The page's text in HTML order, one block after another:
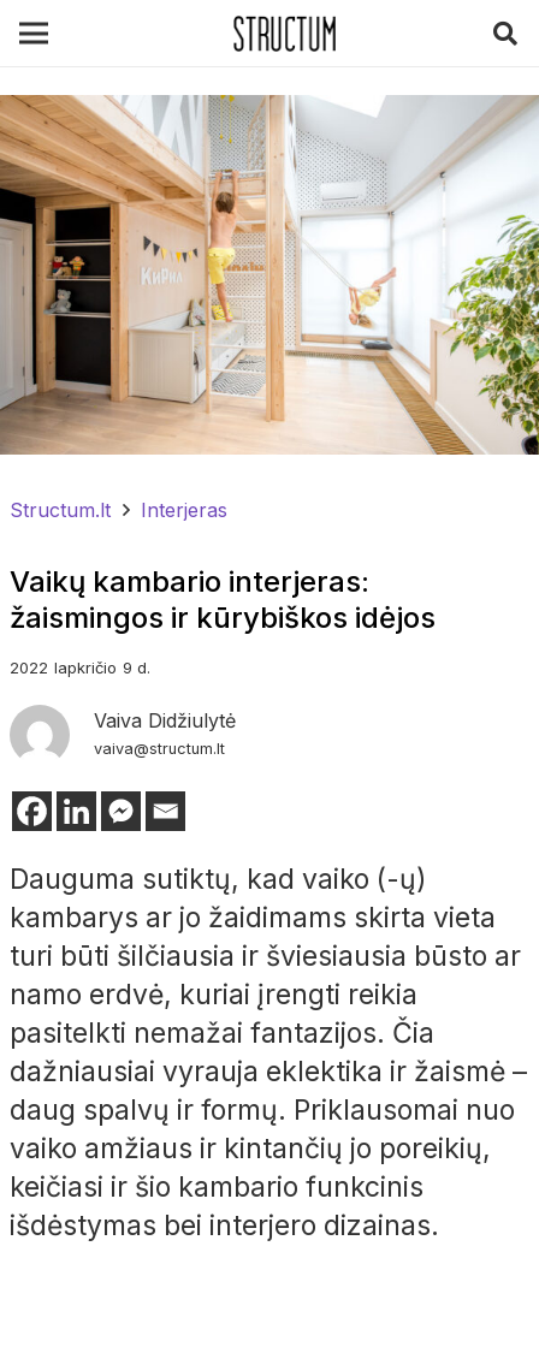
Structum.lt Interjeras
Vaikų kambario interjeras:
žaismingos ir kūrybiškos idėjos
2022 lapkričio 9 d.
Vaiva Didžiulytė
vaiva@structum.lt
Dauguma sutiktų, kad vaiko (-ų)
kambarys ar jo žaidimams skirta vieta
turi būti šilčiausia ir šviesiausia būsto ar
namo erdvė, kuriai įrengti reikia
pasitelkti nemažai fantazijos. Čia
dažniausiai vyrauja eklektika ir žaismė –
daug spalvų ir formų. Priklausomai nuo
vaiko amžiaus ir kintančių jo poreikių,
keičiasi ir šio kambario funkcinis
išdėstymas bei interjero dizainas.